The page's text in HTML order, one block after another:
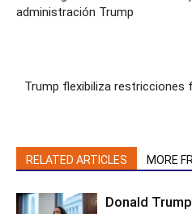
administración Trump
Trump flexibiliza restricciones
RELATED ARTICLES MORE
Donald